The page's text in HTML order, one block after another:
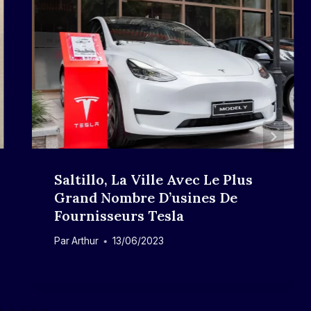
Saltillo, La Ville Avec Le Plus
Grand Nombre D’usines De
Fournisseurs Tesla
Par Arthur 13/06/2023